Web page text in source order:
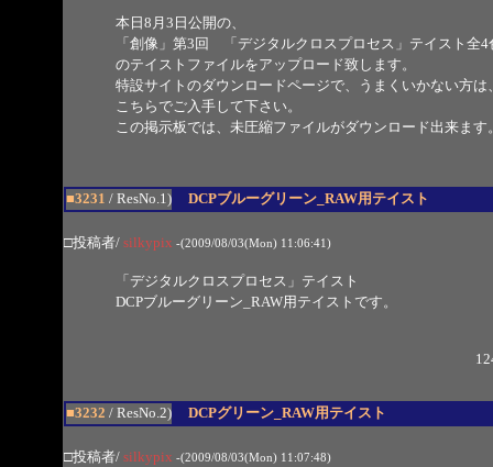
本日8月3日公開の、
「創像」第3回 「デジタルクロスプロセス」テイスト全4
のテイストファイルをアップロード致します。
特設サイトのダウンロードページで、うまくいかない方は
こちらでご入手して下さい。
この掲示板では、未圧縮ファイルがダウンロード出来ます
■3231 / ResNo.1) DCPブルーグリーン_RAW用テイスト
□投稿者/ silkypix -(2009/08/03(Mon) 11:06:41)
「デジタルクロスプロセス」テイスト
DCPブルーグリーン_RAW用テイストです。
■3232 / ResNo.2) DCPグリーン_RAW用テイスト
□投稿者/ silkypix -(2009/08/03(Mon) 11:07:48)